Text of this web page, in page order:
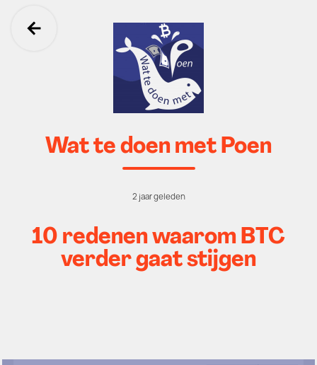
Ga terug
Wat te doen met Poen
2 jaar geleden
10 redenen waarom BTC
verder gaat stijgen